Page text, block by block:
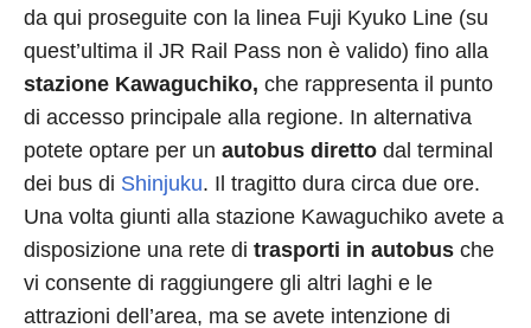
da qui proseguite con la linea Fuji Kyuko Line (su
quest’ultima il JR Rail Pass non è valido) fino alla
stazione Kawaguchiko, che rappresenta il punto
di accesso principale alla regione. In alternativa
potete optare per un autobus diretto dal terminal
dei bus di Shinjuku. Il tragitto dura circa due ore.
Una volta giunti alla stazione Kawaguchiko avete a
disposizione una rete di trasporti in autobus che
vi consente di raggiungere gli altri laghi e le
attrazioni dell’area, ma se avete intenzione di